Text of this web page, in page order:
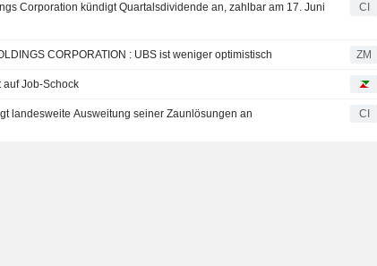
Corporation kündigt Quartalsdividende an, zahlbar am 17. Juni
CI
WILLSCOT HOLDINGS CORPORATION : UBS ist weniger optimistisch ZM
auf Job-Schock
landesweite Ausweitung seiner Zaunlösungen an CI